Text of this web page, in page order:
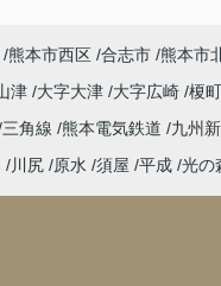
熊本市西区 合志市 熊本市
津 大字大津 大字広崎 榎町
三角線 熊本電気鉄道 九州
川尻 原水 須屋 平成 光の